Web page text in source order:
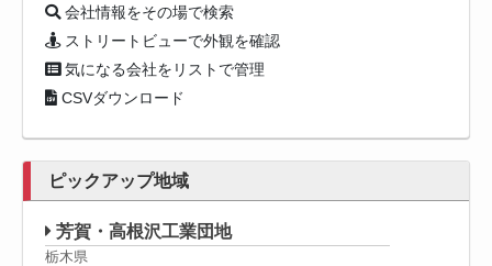
会社情報をその場で検索
ストリートビューで外観を確認
気になる会社をリストで管理
CSVダウンロード
ピックアップ地域
芳賀・高根沢工業団地
栃木県